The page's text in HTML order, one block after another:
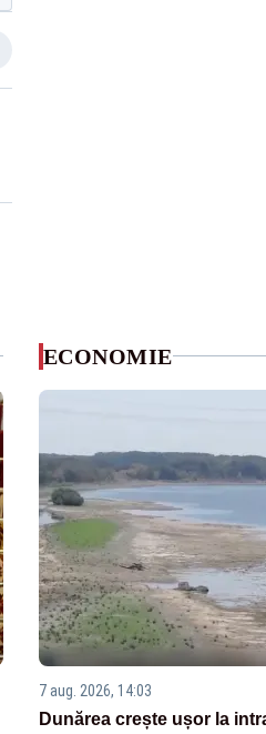
ECONOMIE
7 aug. 2026, 14:03
Dunărea crește ușor la